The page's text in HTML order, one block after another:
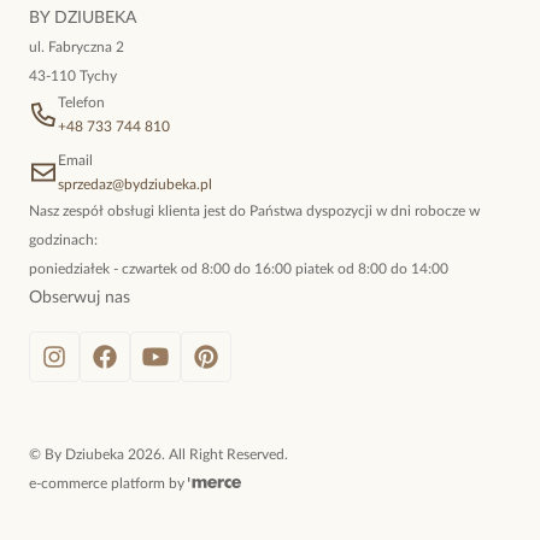
BY DZIUBEKA
ul. Fabryczna 2
43-110 Tychy
Telefon
+48 733 744 810
Email
sprzedaz@bydziubeka.pl
Nasz zespół obsługi klienta jest do Państwa dyspozycji w dni robocze w
godzinach:
poniedziałek - czwartek od 8:00 do 16:00 piatek od 8:00 do 14:00
Obserwuj nas
© By Dziubeka 2026. All Right Reserved.
e-commerce platform by